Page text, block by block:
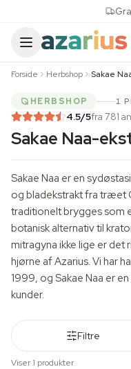
Forside Herbshop Sakae
HERBSHOP 1
4.5/5fra 781
Sakae Naa-
Sakae Naa er en
og bladekstrakt fra træet
traditionelt brygges som
botanisk alternativ til
mitragyna ikke lige er det
hjørne af Azarius. Vi har
1999, og Sakae Naa er
kunder.
Filtre
Viser 1 produkter